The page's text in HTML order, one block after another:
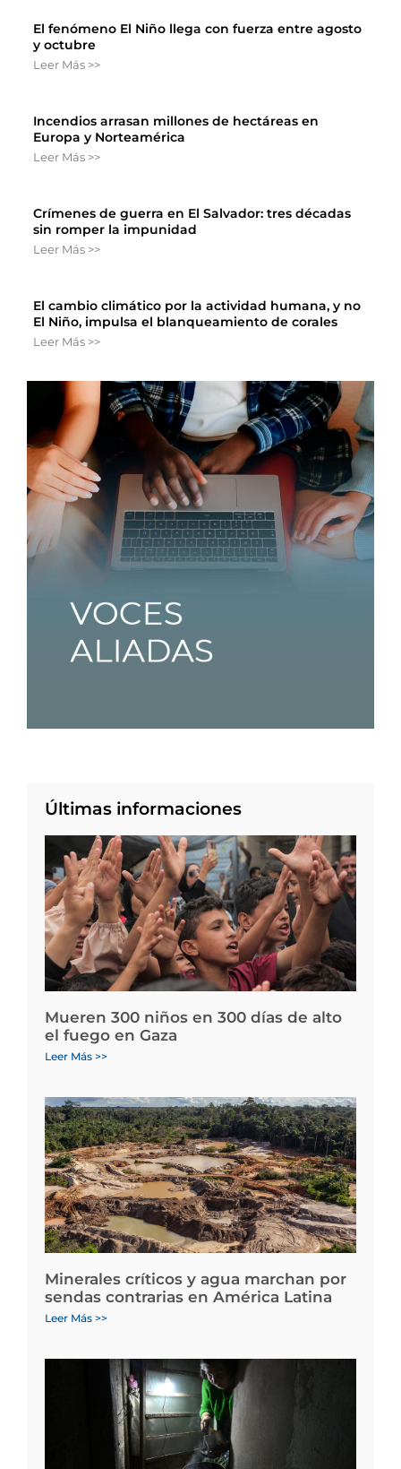
El fenómeno El Niño llega con fuerza entre agosto
y octubre
Leer Más >>
Incendios arrasan millones de hectáreas en
Europa y Norteamérica
Leer Más >>
Crímenes de guerra en El Salvador: tres décadas
sin romper la impunidad
Leer Más >>
El cambio climático por la actividad humana, y no
El Niño, impulsa el blanqueamiento de corales
Leer Más >>
Últimas informaciones
Mueren 300 niños en 300 días de alto
el fuego en Gaza
Leer Más >>
Minerales críticos y agua marchan por
sendas contrarias en América Latina
Leer Más >>